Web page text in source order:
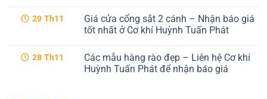
đại
tại
Cơ
Tuấn
Phát
cnc
4
cánh
vụ
tốt
nhất
bình
luận
ở
2
cánh
đẹp
29 Th11
Giá cửa cổng sắt 2 cánh – Nhận báo giá
tốt nhất ở Cơ khí Huỳnh Tuấn Phát
bình
luận
ở
28 Th11
Các mẫu hàng rào đẹp – Liên hệ Cơ khí
Huỳnh Tuấn Phát để nhận báo giá